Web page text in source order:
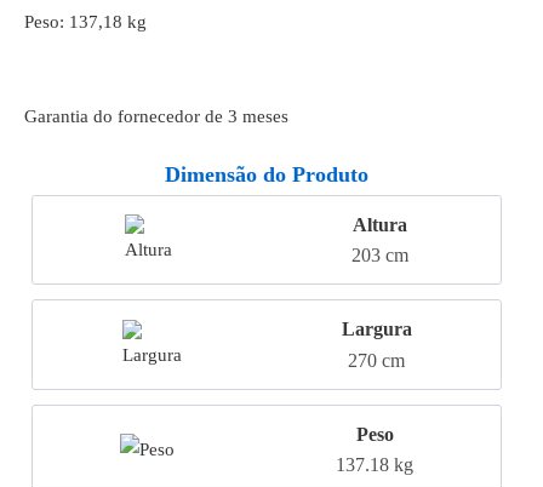
Peso: 137,18 kg
Garantia do fornecedor de 3 meses
Dimensão do Produto
Altura
203 cm
Largura
270 cm
Peso
137.18 kg